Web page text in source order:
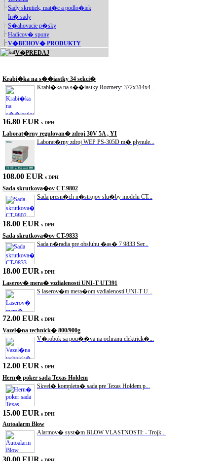
Sady skrutiek, mat�c a podlo�iek
In� sady
S�ahovacie p�sky
Hadicov� spony
V�BEHOV� PRODUKTY
V�PREDAJ
Krabi�ka na s��iastky 34 sekci�
Krabi�ka na s��iastky Rozmery: 372x314x4...
16.80 EUR s DPH
Laborat�rny regulovan� zdroj 30V 5A , YI
Laborat�rny zdroj WEP PS-305D m� plynule...
108.00 EUR s DPH
Sada skrutkova�ov CT-9802
Sada presn�ch n�strojov slu�by modelu CT...
18.00 EUR s DPH
Sada skrutkova�ov CT-9833
Sada n�radia pre obsluhu �as� 7 9833 Ser...
18.00 EUR s DPH
Laserov� mera� vzdialenosti UNI-T UT391
S laserov�m mera�om vzdialenosti UNI-T U...
72.00 EUR s DPH
Vazel�na technick� 800/900g
V�robok sa pou��va na ochranu elektrick�...
12.00 EUR s DPH
Hern� poker sada Texas Holdem
Skvel� kompletn� sada pre Texas Holdem p...
15.00 EUR s DPH
Autoalarm Blow
Alarmov� syst�m BLOW VLASTNOSTI: - Trojk...
30.00 EUR